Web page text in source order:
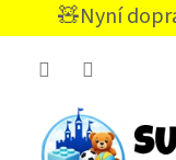
🧸Nyní CZK